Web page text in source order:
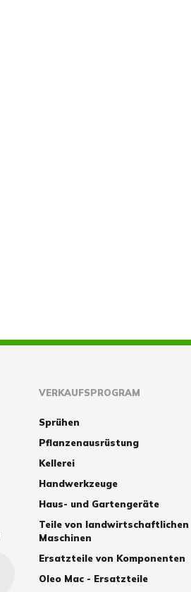
VERKAUFSPROGRAM
Sprühen
Pflanzenausrüstung
Kellerei
Handwerkzeuge
Haus- und Gartengeräte
Teile von landwirtschaftlichen
Maschinen
Ersatzteile von Komponenten
Oleo Mac - Ersatzteile